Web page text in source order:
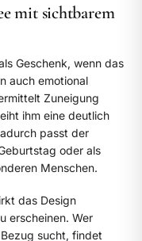
mit sichtbarem
Geschenk, wenn das
auch emotional
Zuneigung
ihm eine deutlich
passt der
oder als
Menschen.
das Design
erscheinen. Wer
sucht, findet